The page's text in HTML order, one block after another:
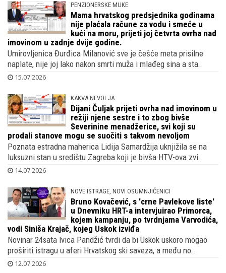
PENZIONERSKE MUKE
Mama hrvatskog predsjednika godinama
nije plaćala račune za vodu i smeće u
kući na moru, prijeti joj četvrta ovrha nad
imovinom u zadnje dvije godine.
Umirovljenica Đurđica Milanović sve je češće meta prisilne
naplate, nije joj lako nakon smrti muža i mlađeg sina a sta..
15.07.2026
KAKVA NEVOLJA
Dijani Čuljak prijeti ovrha nad imovinom u
režiji njene sestre i to zbog bivše
Severinine menadžerice, svi koji su
prodali stanove mogu se suočiti s takvom nevoljom
Poznata estradna maherica Lidija Samardžija uknjižila se na
luksuzni stan u središtu Zagreba koji je bivša HTV-ova zvi..
14.07.2026
NOVE ISTRAGE, NOVI OSUMNJIČENICI
Bruno Kovačević, s 'crne Pavlekove liste'
u Dnevniku HRT-a intervjuirao Primorca,
kojem kampanju, po tvrdnjama Varvodića,
vodi Siniša Krajač, kojeg Uskok izviđa
Novinar 24sata Ivica Pandžić tvrdi da bi Uskok uskoro mogao
proširiti istragu u aferi Hrvatskog ski saveza, a među no..
12.07.2026